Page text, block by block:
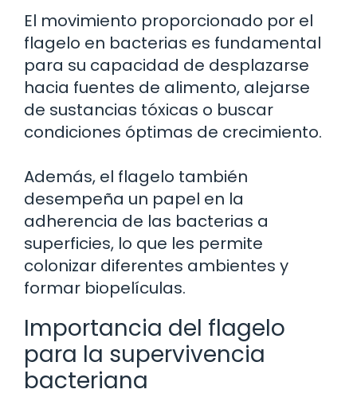
El movimiento proporcionado por el
flagelo en bacterias es fundamental
para su capacidad de desplazarse
hacia fuentes de alimento, alejarse
de sustancias tóxicas o buscar
condiciones óptimas de crecimiento.
Además, el flagelo también
desempeña un papel en la
adherencia de las bacterias a
superficies, lo que les permite
colonizar diferentes ambientes y
formar biopelículas.
Importancia del flagelo
para la supervivencia
bacteriana